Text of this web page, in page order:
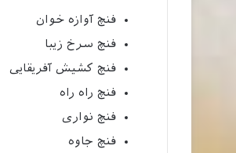
فنچ آوازه خوان
فنچ سرخ زیبا
فنچ کشیش آفریقایی
فنچ راه راه
فنچ نواری
فنچ جاوه